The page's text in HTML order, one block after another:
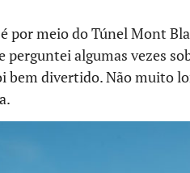
por meio do Túnel Mont
perguntei algumas vezes
bem divertido. Não muito